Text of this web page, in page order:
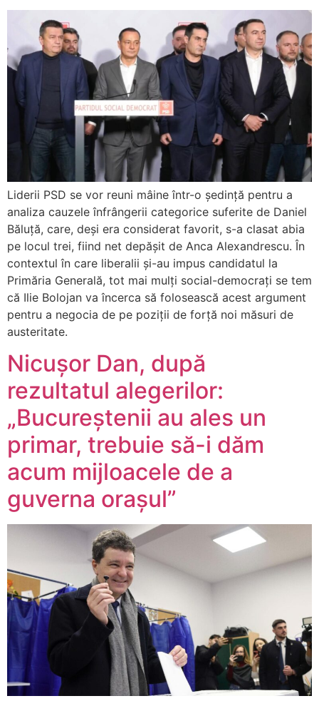
Liderii PSD se vor reuni mâine într-o ședință pentru a
analiza cauzele înfrângerii categorice suferite de Daniel
Băluță, care, deși era considerat favorit, s-a clasat abia
pe locul trei, fiind net depășit de Anca Alexandrescu. În
contextul în care liberalii și-au impus candidatul la
Primăria Generală, tot mai mulți social-democrați se tem
că Ilie Bolojan va încerca să folosească acest argument
pentru a negocia de pe poziții de forță noi măsuri de
austeritate.
Nicușor Dan, după
rezultatul alegerilor:
„Bucureștenii au ales un
primar, trebuie să-i dăm
acum mijloacele de a
guverna orașul”